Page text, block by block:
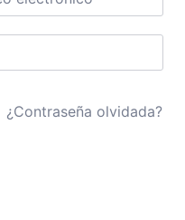
¿Contraseña olvidada?